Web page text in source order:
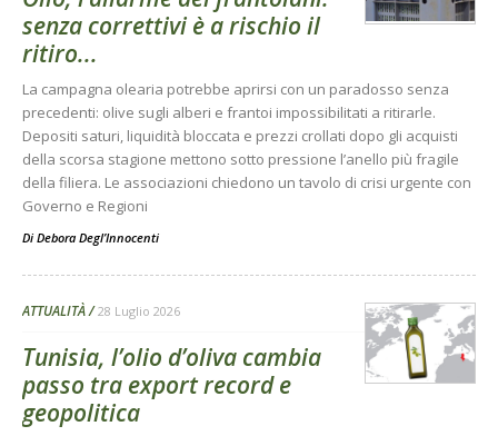
senza correttivi è a rischio il
ritiro...
La campagna olearia potrebbe aprirsi con un paradosso senza
precedenti: olive sugli alberi e frantoi impossibilitati a ritirarle.
Depositi saturi, liquidità bloccata e prezzi crollati dopo gli acquisti
della scorsa stagione mettono sotto pressione l’anello più fragile
della filiera. Le associazioni chiedono un tavolo di crisi urgente con
Governo e Regioni
Di Debora Degl’Innocenti
ATTUALITÀ 28 Luglio 2026
Tunisia, l’olio d’oliva cambia
passo tra export record e
geopolitica